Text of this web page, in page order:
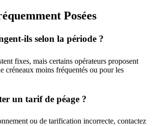
Posées
ils selon la période ?
fixes, mais certains opérateurs proposent
créneaux moins fréquentés ou pour les
un tarif de péage ?
ou de tarification incorrecte, contactez